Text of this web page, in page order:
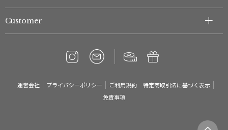
Customer
運営会社 プライバシーポリシー ご利用規約
特定商取引法に基づく表示
免責事項